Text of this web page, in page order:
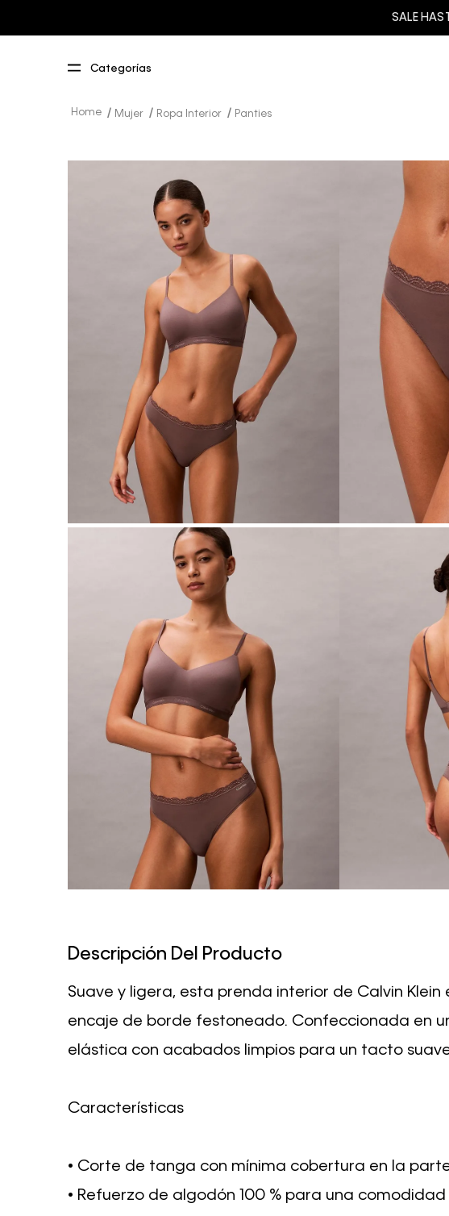
SALE
Mujer Ropa Interior Panties
Descripción Del Producto
Suave y ligera, esta prenda interior de Calvin
encaje de borde festoneado. Confeccionada en
elástica con acabados limpios para un tacto
Características
• Corte de tanga con mínima cobertura en la
• Refuerzo de algodón 100 % para una